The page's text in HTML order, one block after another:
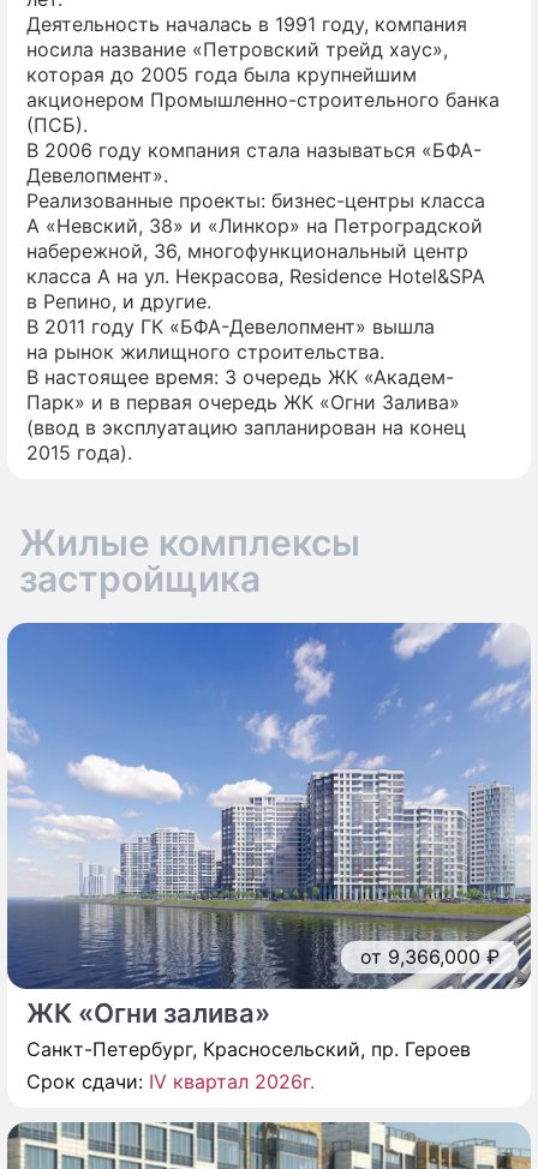
О ПРОЕКТЕ
Деятельность началась в 1991 году, компания
носила название «Петровский трейд хаус»,
которая до 2005 года была крупнейшим
акционером Промышленно-строительного банка
(ПСБ).
В 2006 году компания стала называться «БФА-
Девелопмент».
Реализованные проекты: бизнес-центры класса
А «Невский, 38» и «Линкор» на Петроградской
набережной, 36, многофункциональный центр
класса А на ул. Некрасова, Residence Hotel&SPA
в Репино, и другие.
В 2011 году ГК «БФА-Девелопмент» вышла
на рынок жилищного строительства.
В настоящее время: 3 очередь ЖК «Академ-
Парк» и в первая очередь ЖК «Огни Залива»
(ввод в эксплуатацию запланирован на конец
2015 года).
Жилые комплексы
застройщика
от 9,366,000 ₽
ЖК «Огни залива»
Санкт-Петербург, Красносельский, пр. Героев
Срок сдачи: IV квартал 2026г.